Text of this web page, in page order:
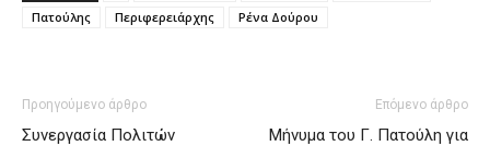
Πατούλης
Περιφερειάρχης Ρένα Δούρου
Προηγούμενο άρθρο
Συνεργασία Πολιτών
Επόμενο άρθρο
Μήνυμα του Γ. Πατούλη για